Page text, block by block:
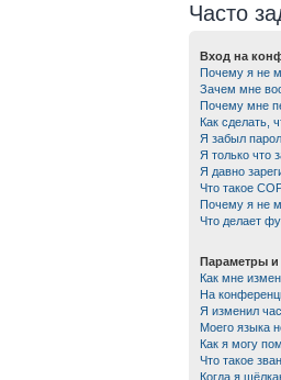
Часто
Вход на
Почему я не
Зачем мне
Почему мне
Как сделать,
Я забыл
Я только что
Я давно
Что такое
Почему я не
Что делает
Параметры и
Как мне
На
Я изменил
Моего языка
Как я могу
Что такое
Когда я